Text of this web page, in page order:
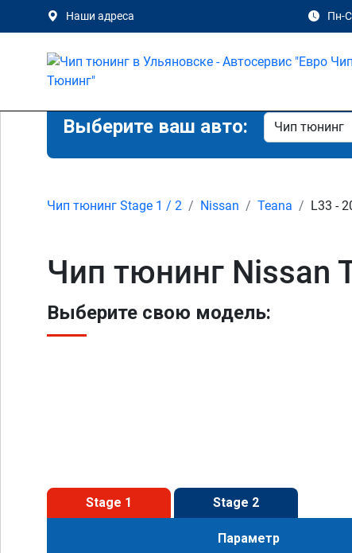
Наши адреса Пн-
Выберите ваш авто:
Чип тюнинг Stage 1 / 2 Nissan Teana L33 -
Чип тюнинг Nissan
Выберите свою модель:
Stage 1 Stage 2
Параметр